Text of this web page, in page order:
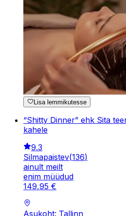
Lisa lemmikutesse
“Shitty Dinner” ehk Sita
kahele
9.3
Silmapaistev(136)
ainult meilt
enim müüdud
149,95 €
Asukoht: Tallinn